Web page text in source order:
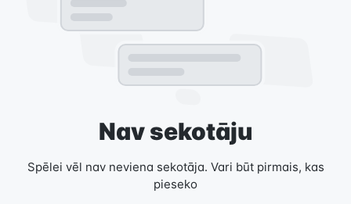
Nav sekotāju
Spēlei vēl nav neviena sekotāja. Vari būt pirmais, kas
pieseko